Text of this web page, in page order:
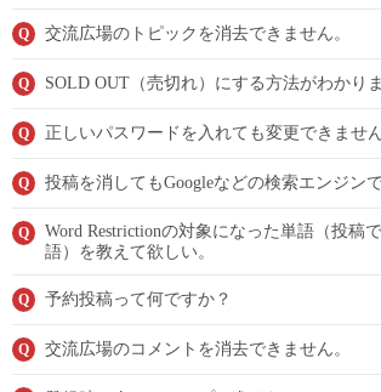
Q 交流広場のトピックを消去できません。
Q SOLD OUT（売切れ）にする方法がわかりま
Q 正しいパスワードを入れても変更できません
Q 投稿を消してもGoogleなどの検索エンジン
Q
Word Restrictionの対象になった単語（投稿
語）を教えて欲しい。
Q 予約投稿って何ですか？
Q 交流広場のコメントを消去できません。